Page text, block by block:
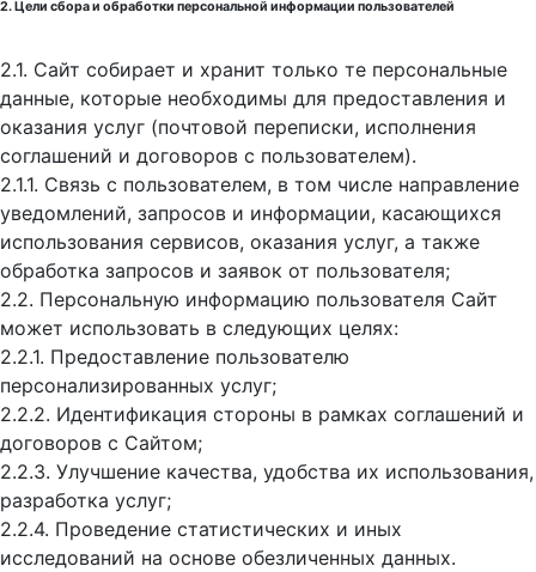
2. Цели сбора и обработки персональной информации пользователей
2.1. Сайт собирает и хранит только те персональные
данные, которые необходимы для предоставления и
оказания услуг (почтовой переписки, исполнения
соглашений и договоров с пользователем).
2.1.1. Связь с пользователем, в том числе направление
уведомлений, запросов и информации, касающихся
использования сервисов, оказания услуг, а также
обработка запросов и заявок от пользователя;
2.2. Персональную информацию пользователя Сайт
может использовать в следующих целях:
2.2.1. Предоставление пользователю
персонализированных услуг;
2.2.2. Идентификация стороны в рамках соглашений и
договоров с Сайтом;
2.2.3. Улучшение качества, удобства их использования,
разработка услуг;
2.2.4. Проведение статистических и иных
исследований на основе обезличенных данных.